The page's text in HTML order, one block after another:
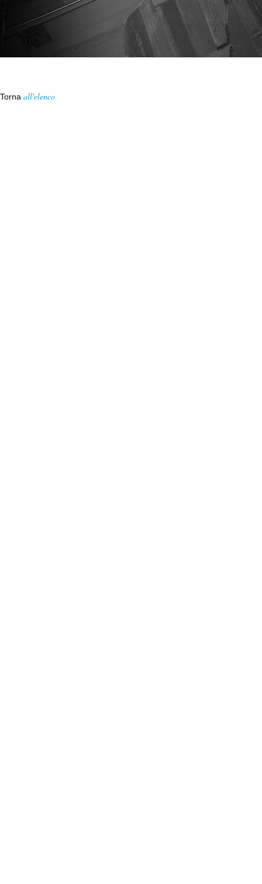
Torna all'elenco